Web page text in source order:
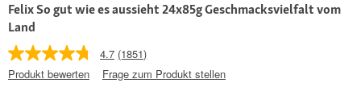
Felix So gut wie es aussieht 24x85g Geschmacksvielfalt vom
Land
4.7 (1851)
Produkt bewerten
Frage zum Produkt stellen